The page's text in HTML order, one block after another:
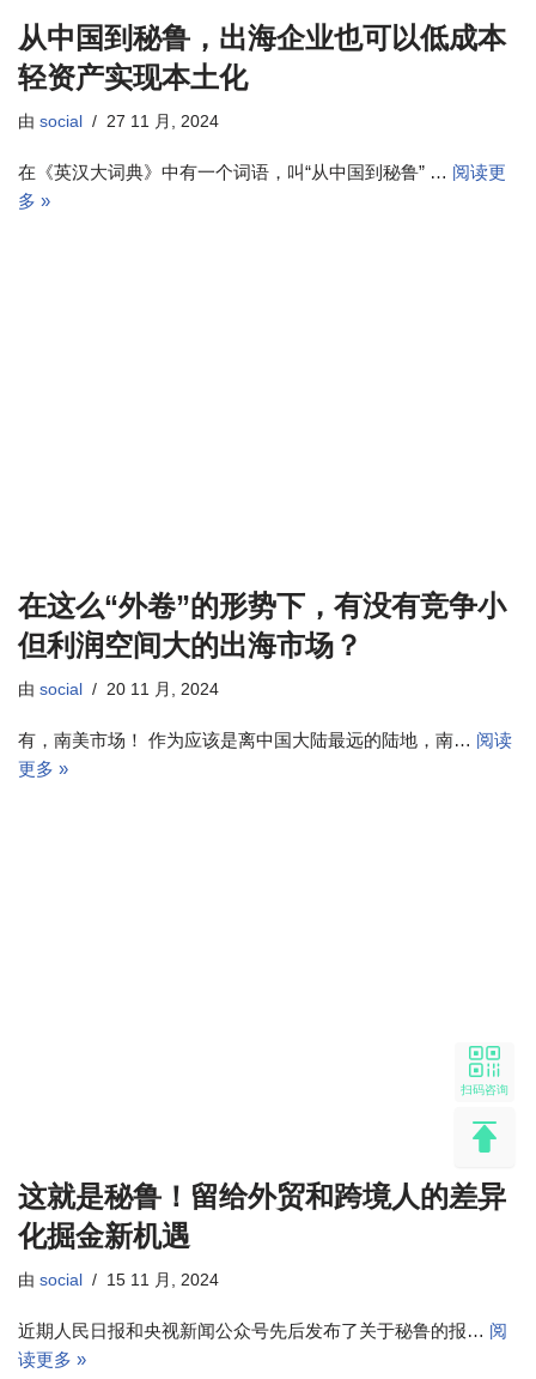
从中国到秘鲁，出海企业也可以低成本
轻资产实现本土化
由 social 27 11 月, 2024
在《英汉大词典》中有一个词语，叫“从中国到秘鲁” … 阅读更
多 »
在这么“外卷”的形势下，有没有竞争小
但利润空间大的出海市场？
由 social 20 11 月, 2024
有，南美市场！ 作为应该是离中国大陆最远的陆地，南… 阅读
更多 »
这就是秘鲁！留给外贸和跨境人的差异
化掘金新机遇
由 social 15 11 月, 2024
近期人民日报和央视新闻公众号先后发布了关于秘鲁的报… 阅
读更多 »
扫码咨询